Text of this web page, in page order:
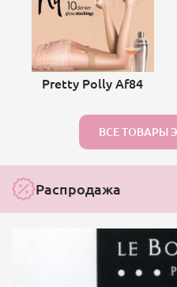
Pretty Polly Af84
ВСЕ ТОВАРЫ
Распродажа